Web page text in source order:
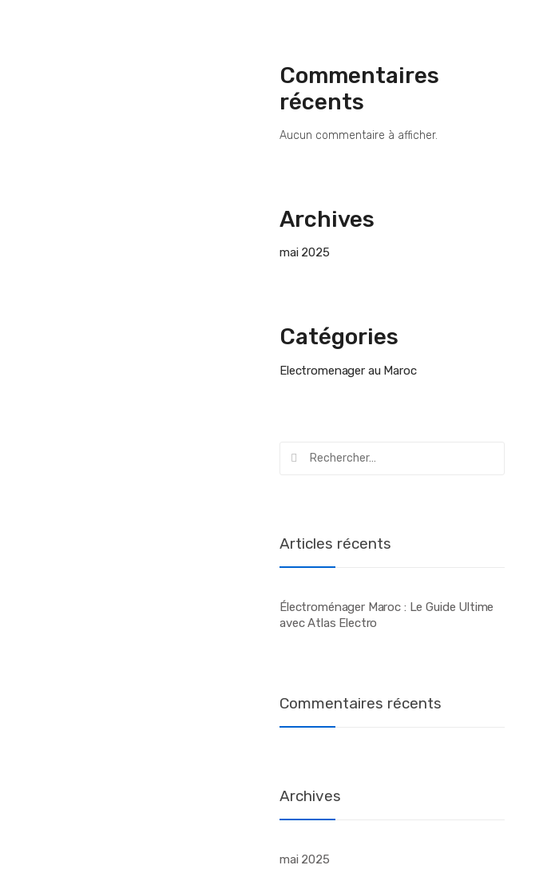
Commentaires
récents
Aucun commentaire à afficher.
Archives
mai 2025
Catégories
Electromenager au Maroc
Articles récents
Électroménager Maroc : Le Guide Ultime
avec Atlas Electro
Commentaires récents
Archives
mai 2025